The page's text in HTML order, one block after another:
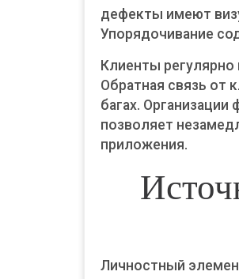
дефекты имеют
Упорядочивание
Клиенты
Обратная связь от
багах.
позволяет
приложения.
Личностный